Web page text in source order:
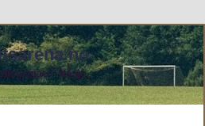
i Norge.